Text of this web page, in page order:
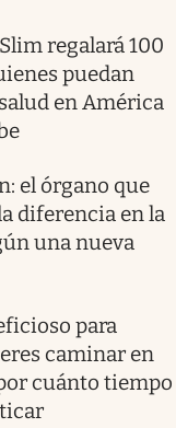
regalará 100
puedan
en América
el órgano que
diferencia en la
una nueva
para
caminar en
cuánto tiempo